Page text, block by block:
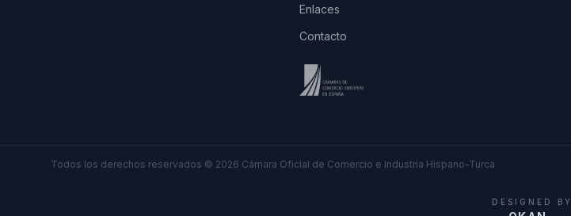
Enlaces
Contacto
Todos los derechos reservados © 2026 Cámara Oficial de Comercio e Industria Hispano-Turca
DESIGNED BY